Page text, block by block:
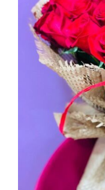
DETALLES